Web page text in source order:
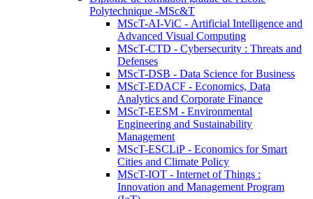
Polytechnique -MSc&T
MScT-AI-ViC - Artificial Intelligence and
Advanced Visual Computing
MScT-CTD - Cybersecurity : Threats and
Defenses
MScT-DSB - Data Science for Business
MScT-EDACF - Economics, Data
Analytics and Corporate Finance
MScT-EESM - Environmental
Engineering and Sustainability
Management
MScT-ESCLiP - Economics for Smart
Cities and Climate Policy
MScT-IOT - Internet of Things :
Innovation and Management Program